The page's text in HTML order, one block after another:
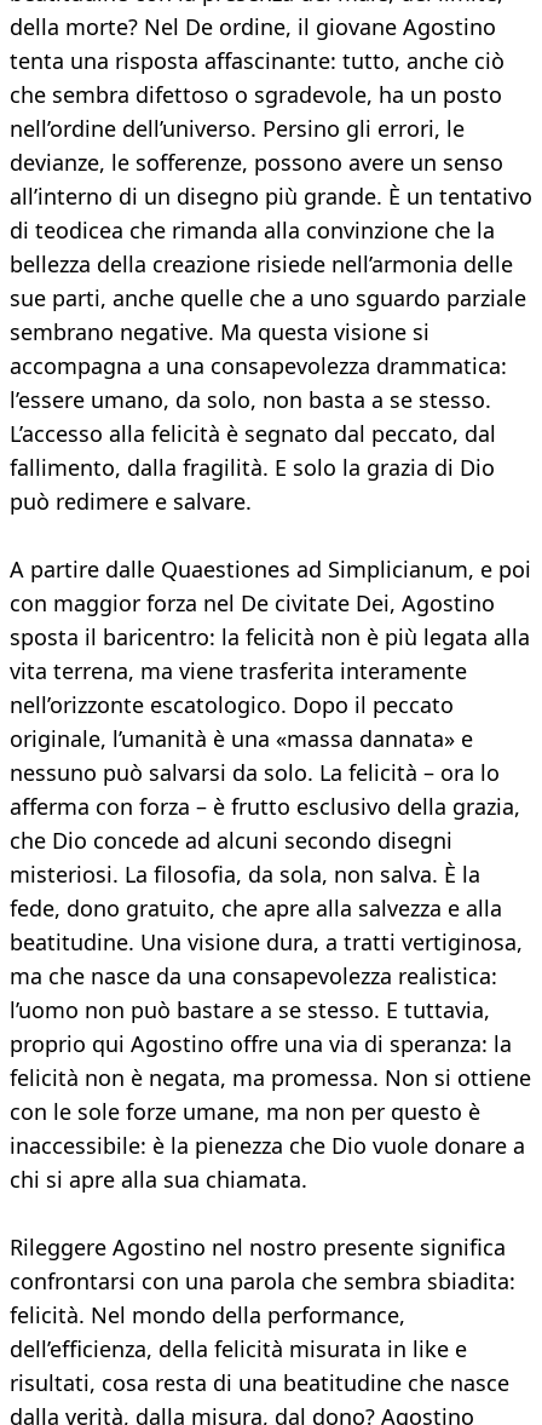
della morte? Nel De ordine, il giovane Agostino
tenta una risposta affascinante: tutto, anche ciò
che sembra difettoso o sgradevole, ha un posto
nell’ordine dell’universo. Persino gli errori, le
devianze, le sofferenze, possono avere un senso
all’interno di un disegno più grande. È un tentativo
di teodicea che rimanda alla convinzione che la
bellezza della creazione risiede nell’armonia delle
sue parti, anche quelle che a uno sguardo parziale
sembrano negative. Ma questa visione si
accompagna a una consapevolezza drammatica:
l’essere umano, da solo, non basta a se stesso.
L’accesso alla felicità è segnato dal peccato, dal
fallimento, dalla fragilità. E solo la grazia di Dio
può redimere e salvare.
A partire dalle Quaestiones ad Simplicianum, e poi
con maggior forza nel De civitate Dei, Agostino
sposta il baricentro: la felicità non è più legata alla
vita terrena, ma viene trasferita interamente
nell’orizzonte escatologico. Dopo il peccato
originale, l’umanità è una «massa dannata» e
nessuno può salvarsi da solo. La felicità – ora lo
afferma con forza – è frutto esclusivo della grazia,
che Dio concede ad alcuni secondo disegni
misteriosi. La filosofia, da sola, non salva. È la
fede, dono gratuito, che apre alla salvezza e alla
beatitudine. Una visione dura, a tratti vertiginosa,
ma che nasce da una consapevolezza realistica:
l’uomo non può bastare a se stesso. E tuttavia,
proprio qui Agostino offre una via di speranza: la
felicità non è negata, ma promessa. Non si ottiene
con le sole forze umane, ma non per questo è
inaccessibile: è la pienezza che Dio vuole donare a
chi si apre alla sua chiamata.
Rileggere Agostino nel nostro presente significa
confrontarsi con una parola che sembra sbiadita:
felicità. Nel mondo della performance,
dell’efficienza, della felicità misurata in like e
risultati, cosa resta di una beatitudine che nasce
dalla verità, dalla misura, dal dono? Agostino